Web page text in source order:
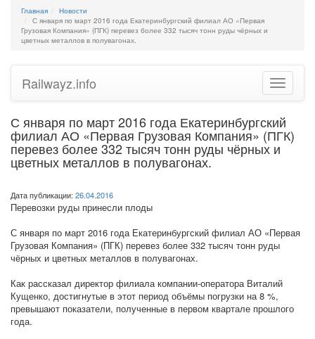
Главная
Новости
С января по март 2016 года Екатеринбургский филиал АО «Первая
Грузовая Компания» (ПГК) перевез более 332 тысяч тонн руды чёрных и
цветных металлов в полувагонах.
Toggle
Railwayz.info
С января по март 2016 года Екатеринбургский
филиал АО «Первая Грузовая Компания» (ПГК)
перевез более 332 тысяч тонн руды чёрных и
цветных металлов в полувагонах.
Дата публикации: 26.04.2016
Перевозки руды принесли плоды
С января по март 2016 года Екатеринбургский филиал АО «Первая
Грузовая Компания» (ПГК) перевез более 332 тысяч тонн руды
чёрных и цветных металлов в полувагонах.
Как рассказал директор филиала компании-оператора Виталий
Кущенко, достигнутые в этот период объёмы погрузки на 8 %,
превышают показатели, полученные в первом квартале прошлого
года.